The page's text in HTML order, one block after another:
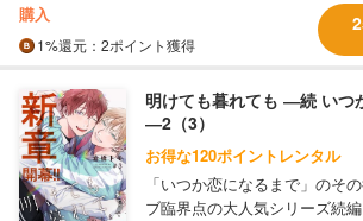
購入
1%還元 ：2ポイント獲得
明けても暮れても ―続 いつ
―2（3）
お得な120ポイントレンタル
「いつか恋になるまで」のそ
ブ臨界点の大人気シリーズ続編